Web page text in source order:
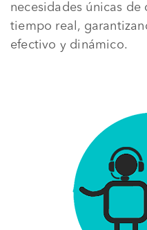
necesidades únicas de
tiempo real,
efectivo y dinámico.